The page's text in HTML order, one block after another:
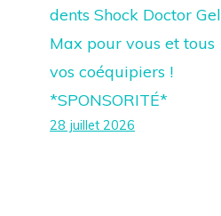
dents Shock Doctor Gel
Max pour vous et tous
vos coéquipiers !
*SPONSORITÉ*
28 juillet 2026